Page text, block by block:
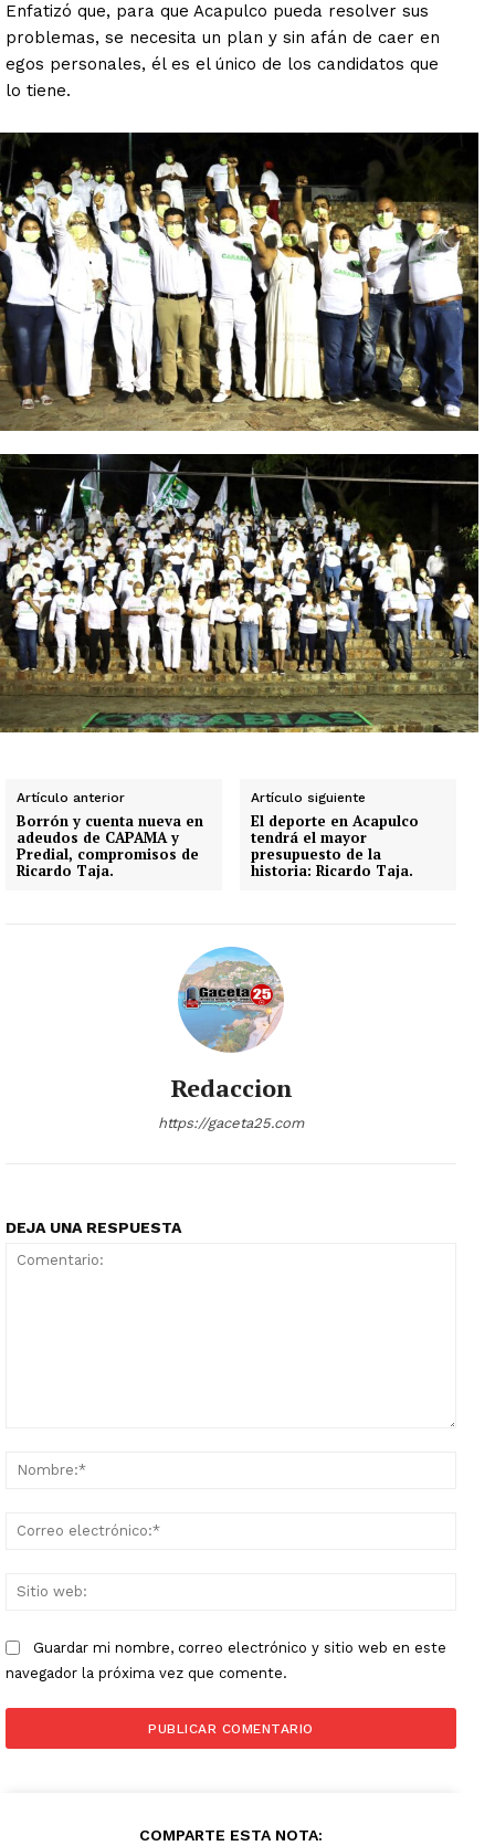
Enfatizó que, para que Acapulco pueda resolver sus
problemas, se necesita un plan y sin afán de caer en
egos personales, él es el único de los candidatos que
lo tiene.
Artículo anterior
Borrón y cuenta nueva en
adeudos de CAPAMA y
Predial, compromisos de
Ricardo Taja.
Artículo siguiente
El deporte en Acapulco
tendrá el mayor
presupuesto de la
historia: Ricardo Taja.
Redaccion
https://gaceta25.com
DEJA UNA RESPUESTA
Guardar mi nombre, correo electrónico y sitio web en este
navegador la próxima vez que comente.
COMPARTE ESTA NOTA: